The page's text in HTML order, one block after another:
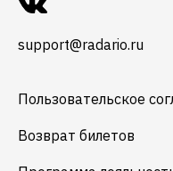
support@radario.ru
Пользовательское
Возврат билетов